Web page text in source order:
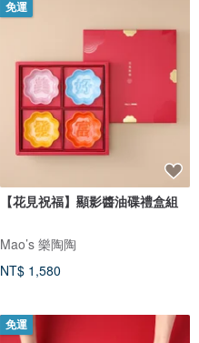
免運
【花見祝福】顯影醬油碟禮盒組
Mao’s 樂陶陶
NT$ 1,580
免運